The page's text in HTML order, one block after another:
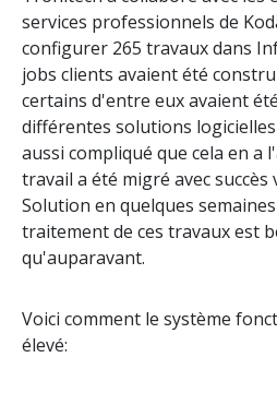
services professionnels de
configurer 265 travaux dans
jobs clients avaient été
certains d'entre eux avaient
différentes solutions
aussi compliqué que cela en a
travail a été migré avec
Solution en quelques
traitement de ces travaux est
qu'auparavant.
Voici comment le système
élevé: